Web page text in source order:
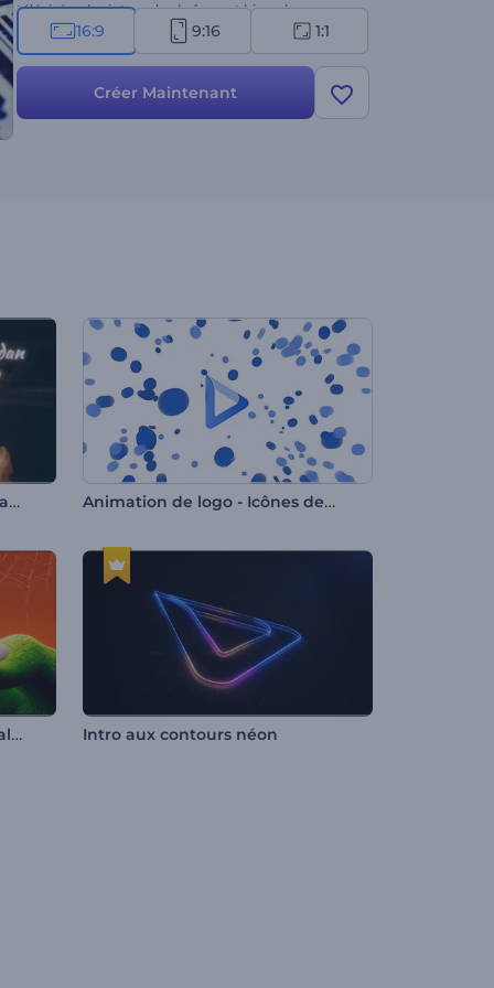
télévisées, les intros de chaînes, et bien plus encore.
Ne ratez pas l'occasion de laisser une impression
durable à tous ceux qui regardent la révélation de
votre logo. Essayez-le tout de suite !
16:9 9:16 1:1
Créer Maintenant
Vidéo opener luminaire de Ramadan Animation de logo - Icônes des médias sociaux
Introduction à l'araignée d'Halloween Intro aux contours néon